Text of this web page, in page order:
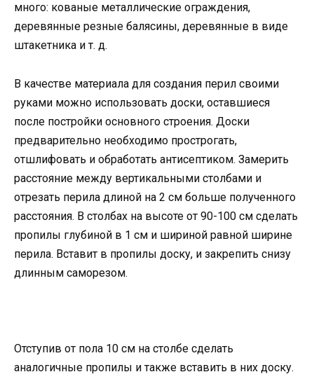
много: кованые металлические ограждения,
деревянные резные балясины, деревянные в виде
штакетника и т. д.
В качестве материала для создания перил своими
руками можно использовать доски, оставшиеся
после постройки основного строения. Доски
предварительно необходимо прострогать,
отшлифовать и обработать антисептиком. Замерить
расстояние между вертикальными столбами и
отрезать перила длиной на 2 см больше полученного
расстояния. В столбах на высоте от 90-100 см сделать
пропилы глубиной в 1 см и шириной равной ширине
перила. Вставит в пропилы доску, и закрепить снизу
длинным саморезом.
Отступив от пола 10 см на столбе сделать
аналогичные пропилы и также вставить в них доску.